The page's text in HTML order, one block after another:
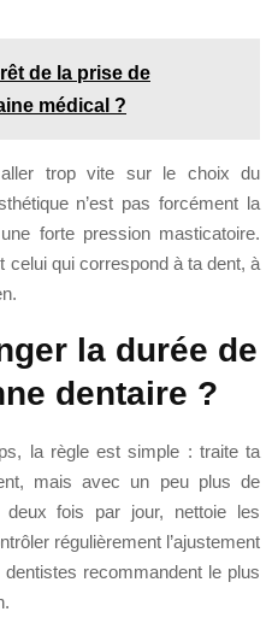
de la prise de
médical ?
trop vite sur le choix du
n’est pas forcément la
forte pression masticatoire.
celui qui correspond à ta dent, à
la durée de
dentaire ?
la règle est simple : traite ta
mais avec un peu plus de
fois par jour, nettoie les
régulièrement l’ajustement
recommandent le plus